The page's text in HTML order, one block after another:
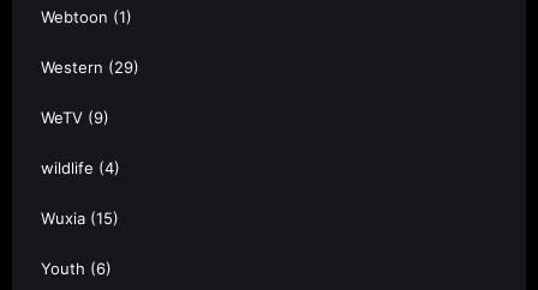
Webtoon (1)
Western (29)
WeTV (9)
wildlife (4)
Wuxia (15)
Youth (6)